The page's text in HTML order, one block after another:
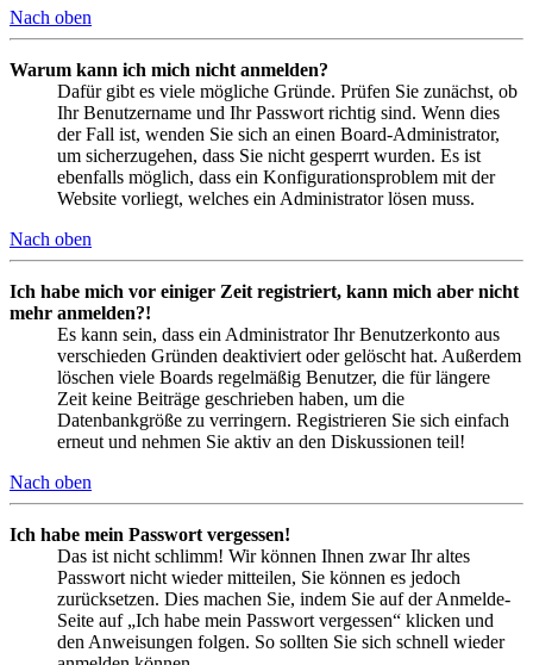
Nach oben
Warum kann ich mich nicht anmelden?
Dafür gibt es viele mögliche Gründe. Prüfen Sie zunächst, ob
Ihr Benutzername und Ihr Passwort richtig sind. Wenn dies
der Fall ist, wenden Sie sich an einen Board-Administrator,
um sicherzugehen, dass Sie nicht gesperrt wurden. Es ist
ebenfalls möglich, dass ein Konfigurationsproblem mit der
Website vorliegt, welches ein Administrator lösen muss.
Nach oben
Ich habe mich vor einiger Zeit registriert, kann mich aber nicht
mehr anmelden?!
Es kann sein, dass ein Administrator Ihr Benutzerkonto aus
verschieden Gründen deaktiviert oder gelöscht hat. Außerdem
löschen viele Boards regelmäßig Benutzer, die für längere
Zeit keine Beiträge geschrieben haben, um die
Datenbankgröße zu verringern. Registrieren Sie sich einfach
erneut und nehmen Sie aktiv an den Diskussionen teil!
Nach oben
Ich habe mein Passwort vergessen!
Das ist nicht schlimm! Wir können Ihnen zwar Ihr altes
Passwort nicht wieder mitteilen, Sie können es jedoch
zurücksetzen. Dies machen Sie, indem Sie auf der Anmelde-
Seite auf „Ich habe mein Passwort vergessen“ klicken und
den Anweisungen folgen. So sollten Sie sich schnell wieder